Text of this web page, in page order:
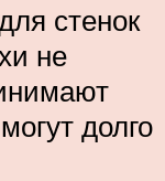
стенок
не
долго